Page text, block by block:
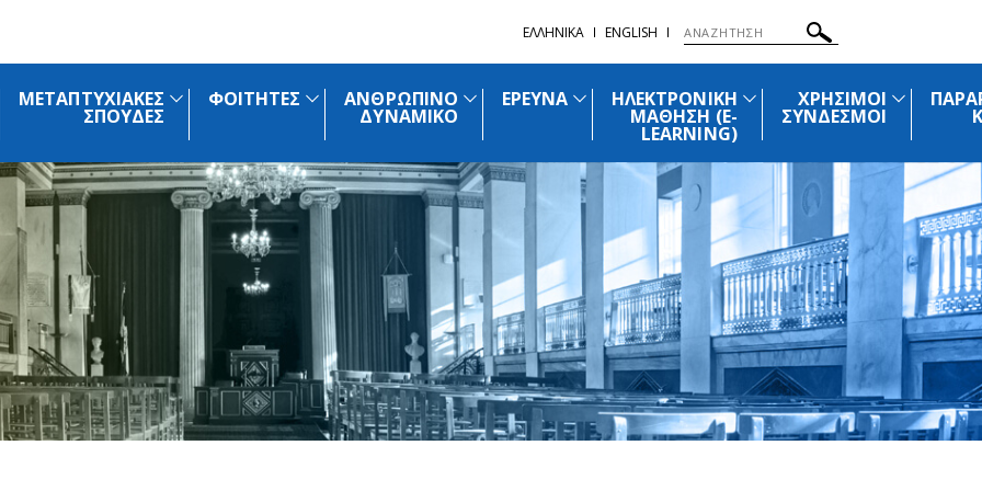
ΕΛΛΗΝΙΚΑ ENGLISH
ΜΕΤΑΠΤΥΧΙΑΚΕΣ
ΣΠΟΥΔΕΣ
ΦΟΙΤΗΤΕΣ ΑΝΘΡΩΠΙΝΟ
ΔΥΝΑΜΙΚΟ
ΕΡΕΥΝΑ ΗΛΕΚΤΡΟΝΙΚΗ
ΜΑΘΗΣΗ (E-
LEARNING)
ΧΡΗΣΙΜΟΙ
ΣΥΝΔΕΣΜΟΙ